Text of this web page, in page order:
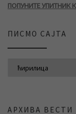
ПОПУНИТЕ УПИТНИК
ПИСМО САЈТА
АРХИВА ВЕСТИ